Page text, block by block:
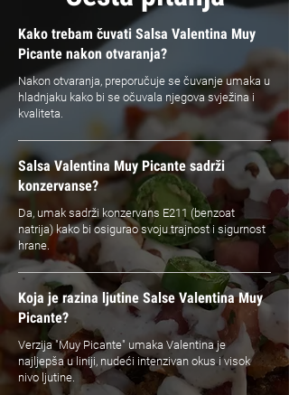
Kako trebam čuvati Salsa Valentina Muy
Picante nakon otvaranja?
Nakon otvaranja, preporučuje se čuvanje umaka u
hladnjaku kako bi se očuvala njegova svježina i
kvaliteta.
Salsa Valentina Muy Picante sadrži
konzervanse?
Da, umak sadrži konzervans E211 (benzoat
natrija) kako bi osigurao svoju trajnost i sigurnost
hrane.
Koja je razina ljutine Salse Valentina Muy
Picante?
Verzija "Muy Picante" umaka Valentina je
najljepša u liniji, nudeći intenzivan okus i visok
nivo ljutine.